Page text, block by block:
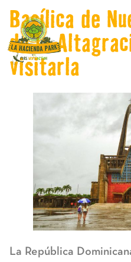
Basílica de
de la
visitarla
La República